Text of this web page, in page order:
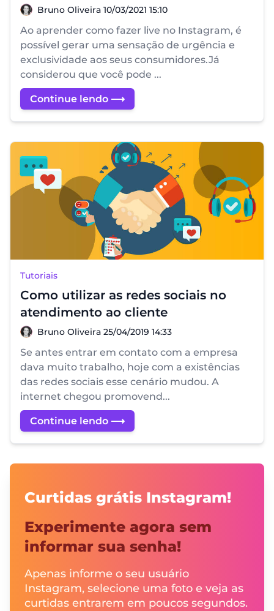
Bruno Oliveira
Bruno Oliveira 10/03/2021 15:10
Ao aprender como fazer live no Instagram, é
possível gerar uma sensação de urgência e
exclusividade aos seus consumidores.Já
considerou que você pode ...
Continue lendo ⟶
Tutoriais
Como utilizar as redes sociais no
atendimento ao cliente
Bruno Oliveira
Bruno Oliveira 25/04/2019 14:33
Se antes entrar em contato com a empresa
dava muito trabalho, hoje com a existências
das redes sociais esse cenário mudou. A
internet chegou promovend...
Continue lendo ⟶
Curtidas grátis Instagram!
Experimente agora sem
informar sua senha!
Apenas informe o seu usuário
Instagram, selecione uma foto e veja as
curtidas entrarem em poucos segundos.